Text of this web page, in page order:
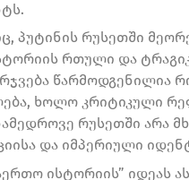
პუტინის რუსეთში
რთული და
წარმოდგენილია
ხოლო კრიტიკული
რუსეთში არა
და იმპერიული
ისტორიის” იდეას